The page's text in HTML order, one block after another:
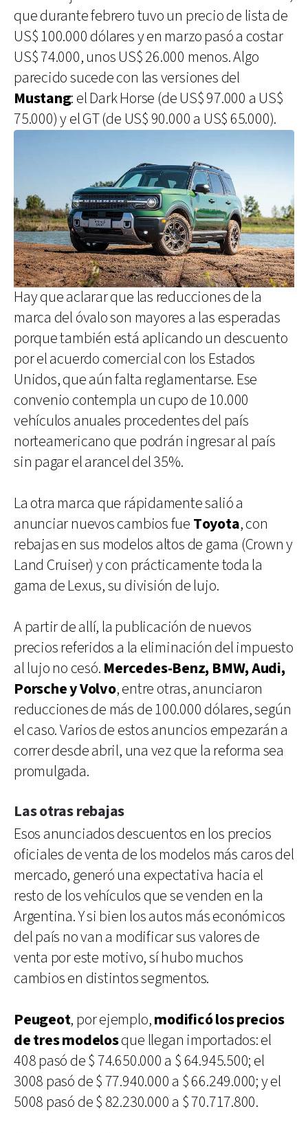
que durante febrero tuvo un precio de lista de
US$ 100.000 dólares y en marzo pasó a costar
US$ 74.000, unos US$ 26.000 menos. Algo
parecido sucede con las versiones del
Mustang: el Dark Horse (de US$ 97.000 a US$
75.000) y el GT (de US$ 90.000 a US$ 65.000).
Hay que aclarar que las reducciones de la
marca del óvalo son mayores a las esperadas
porque también está aplicando un descuento
por el acuerdo comercial con los Estados
Unidos, que aún falta reglamentarse. Ese
convenio contempla un cupo de 10.000
vehículos anuales procedentes del país
norteamericano que podrán ingresar al país
sin pagar el arancel del 35%.
La otra marca que rápidamente salió a
anunciar nuevos cambios fue Toyota, con
rebajas en sus modelos altos de gama (Crown y
Land Cruiser) y con prácticamente toda la
gama de Lexus, su división de lujo.
A partir de allí, la publicación de nuevos
precios referidos a la eliminación del impuesto
al lujo no cesó. Mercedes-Benz, BMW, Audi,
Porsche y Volvo, entre otras, anunciaron
reducciones de más de 100.000 dólares, según
el caso. Varios de estos anuncios empezarán a
correr desde abril, una vez que la reforma sea
promulgada.
Las otras rebajas
Esos anunciados descuentos en los precios
oficiales de venta de los modelos más caros del
mercado, generó una expectativa hacia el
resto de los vehículos que se venden en la
Argentina. Y si bien los autos más económicos
del país no van a modificar sus valores de
venta por este motivo, sí hubo muchos
cambios en distintos segmentos.
Peugeot, por ejemplo,modificó los precios
de tres modelosque llegan importados: el
408 pasó de $ 74.650.000 a $ 64.945.500; el
3008 pasó de $ 77.940.000 a $ 66.249.000; y el
5008 pasó de $ 82.230.000 a $ 70.717.800.